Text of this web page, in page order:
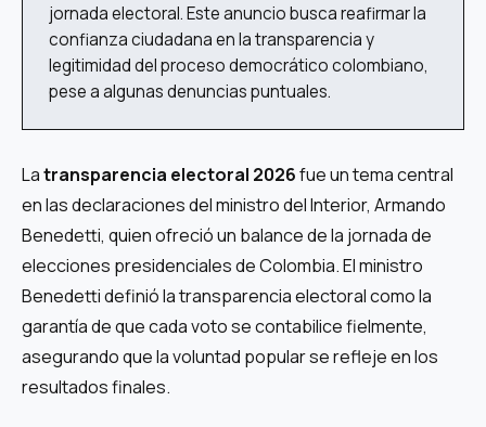
jornada electoral. Este anuncio busca reafirmar la
confianza ciudadana en la transparencia y
legitimidad del proceso democrático colombiano,
pese a algunas denuncias puntuales.
Latransparencia electoral 2026fue un tema central
en las declaraciones del ministro del Interior, Armando
Benedetti, quien ofreció un balance de la jornada de
elecciones presidenciales de Colombia. El ministro
Benedetti definió la transparencia electoral como la
garantía de que cada voto se contabilice fielmente,
asegurando que la voluntad popular se refleje en los
resultados finales.